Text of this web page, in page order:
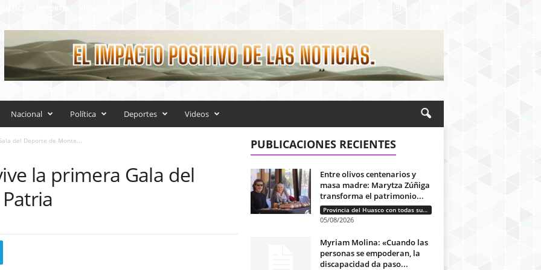
Nacional Política Deportes Videos
del Deporte de Monte...
la primera Gala del
PUBLICACIONES RECIENTES
Entre olivos centenarios y
masa madre: Marytza Zúñiga
transforma el patrimonio...
Provincia del Huasco con todas sus letras: Historias que unen cultura, diversidad e identidad
05/08/2026
Myriam Molina: «Cuando las
personas se empoderan, la
discapacidad da paso...